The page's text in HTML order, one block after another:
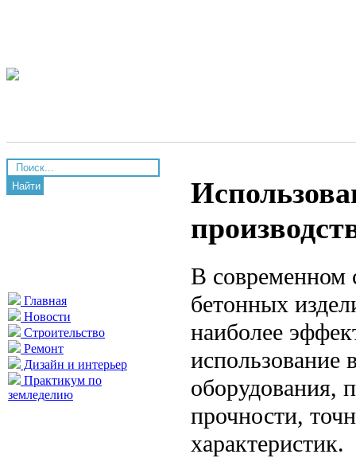
Найти
Главная
Новости
Строительство
Ремонт
Дизайн и интерьер
Практикум по
земледелию
В современном
бетонных
наиболее
использование
оборудования,
прочности,
характеристик.